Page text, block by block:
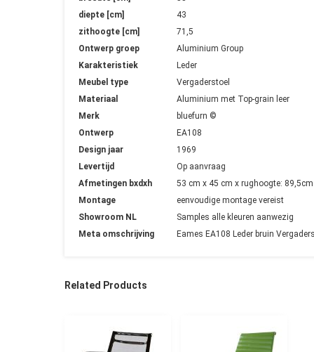
diepte [cm]
43
zithoogte [cm]
71,5
Ontwerp groep
Aluminium Group
Karakteristiek
Leder
Meubel type
Vergaderstoel
Materiaal
Aluminium met Top-grain leer
Merk
bluefurn ©
Ontwerp
EA108
Design jaar
1969
Levertijd
Op aanvraag
Afmetingen bxdxh
53 cm x 45 cm x rughoogte:
Montage
eenvoudige montage vereist
Showroom NL
Samples alle kleuren aanwezig
Meta omschrijving
Eames EA108 Leder bruin
Related Products